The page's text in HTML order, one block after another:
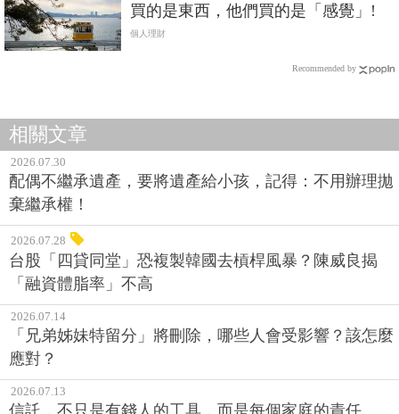
買的是東西，他們買的是「感覺」!
個人理財
Recommended by
相關文章
2026.07.30
配偶不繼承遺產，要將遺產給小孩，記得：不用辦理拋
棄繼承權！
2026.07.28
台股「四貸同堂」恐複製韓國去槓桿風暴？陳威良揭
「融資體脂率」不高
2026.07.14
「兄弟姊妹特留分」將刪除，哪些人會受影響？該怎麼
應對？
2026.07.13
信託，不只是有錢人的工具，而是每個家庭的責任